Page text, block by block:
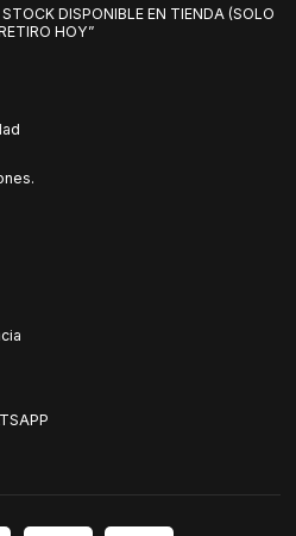
DISPONIBLE EN TIENDA (SOLO
HOY”